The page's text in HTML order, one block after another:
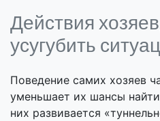
Действия
усугубить
Поведение самих хозяев
уменьшает их шансы
них развивается